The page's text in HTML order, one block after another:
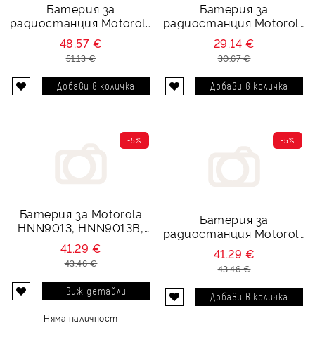
Батерия за
радиостанция Motorola
GP300 GP600 - 7.5V
2500 mAh
48.57 €
51.13 €
Батерия за
радиостанция Motorola
GP340 GP360 - 7.2V 1800
mAh
29.14 €
30.67 €
Батерия за Motorola
HNN9013, HNN9013B,
HNN9013DR, 1950 mAh
-5%
41.29 €
43.46 €
Виж детайли
Няма наличност
Батерия за
радиостанция Motorola
NNTN4497, NNTN4970,
NNTN4851, NNTN4496,
H4497-Li, 2000 mAh
-5%
41.29 €
43.46 €